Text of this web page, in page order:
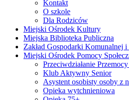
Kontakt
O szkole
Dla Rodziców
Miejski Ośrodek Kultury
Miejska Biblioteka Publiczna
Zakład Gospodarki Komunalnej
Miejski Ośrodek Pomocy
Przeciwdziałanie
Klub Aktywny Senior
Asystent osobisty osoby z
Opieka wytchnieniowa